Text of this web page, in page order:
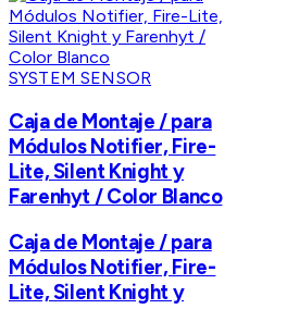
SYSTEM SENSOR
Caja de Montaje / para
Módulos Notifier, Fire-
Lite, Silent Knight y
Farenhyt / Color Blanco
Caja de Montaje / para
Módulos Notifier, Fire-
Lite, Silent Knight y